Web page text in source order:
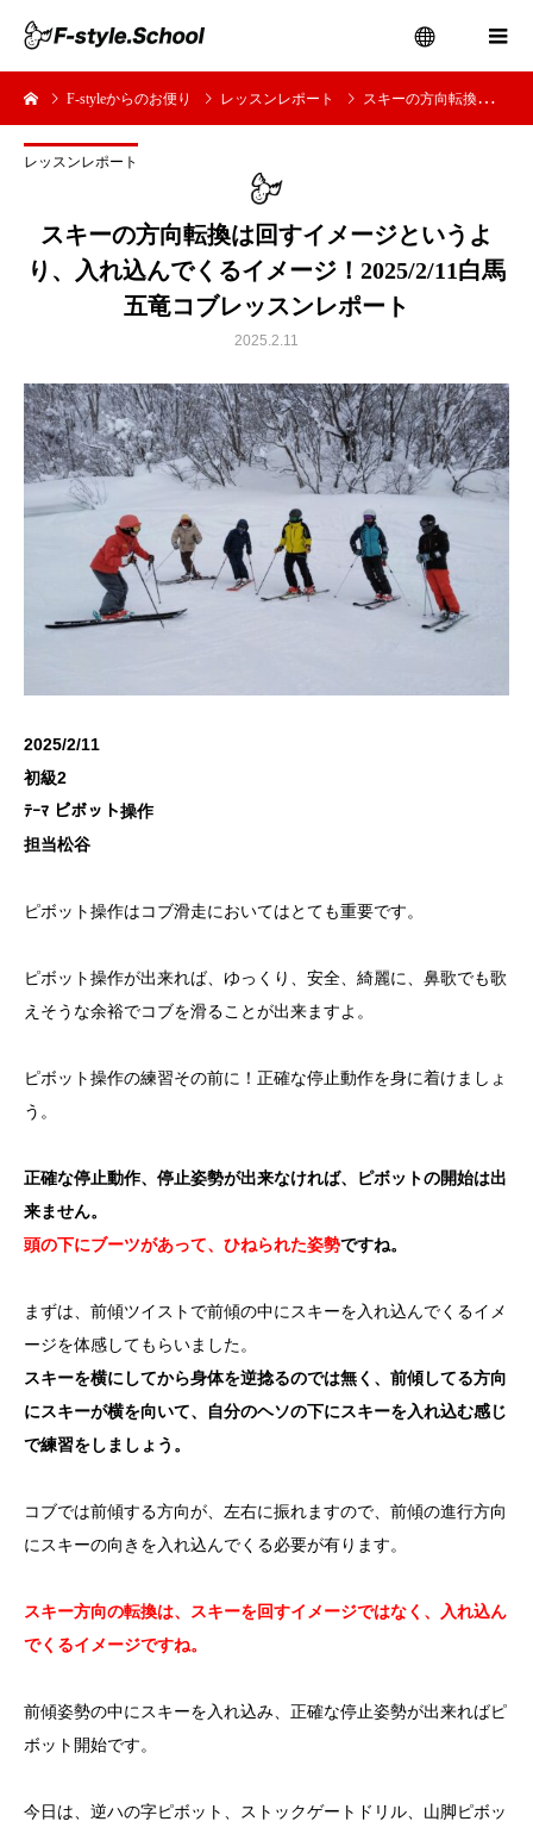
menu
F-styleからのお便り レッスンレポート スキーの方向転換は回すイメージというより、入れ込んでくるイメージ！2025/2/11白馬五竜コブレッスンレポート
レッスンレポート
スキーの方向転換は回すイメージというよ
り、入れ込んでくるイメージ！2025/2/11白馬
五竜コブレッスンレポート
2025.2.11
2025/2/11
初級2
ﾃｰﾏ ピボット操作
担当松谷
ピボット操作はコブ滑走においてはとても重要です。
ピボット操作が出来れば、ゆっくり、安全、綺麗に、鼻歌でも歌
えそうな余裕でコブを滑ることが出来ますよ。
ピボット操作の練習その前に！正確な停止動作を身に着けましょ
う。
正確な停止動作、停止姿勢が出来なければ、ピボットの開始は出
来ません。
頭の下にブーツがあって、ひねられた姿勢ですね。
まずは、前傾ツイストで前傾の中にスキーを入れ込んでくるイメ
ージを体感してもらいました。
スキーを横にしてから身体を逆捻るのでは無く、前傾してる方向
にスキーが横を向いて、自分のヘソの下にスキーを入れ込む感じ
で練習をしましょう。
コブでは前傾する方向が、左右に振れますので、前傾の進行方向
にスキーの向きを入れ込んでくる必要が有ります。
スキー方向の転換は、スキーを回すイメージではなく、入れ込ん
でくるイメージですね。
前傾姿勢の中にスキーを入れ込み、正確な停止姿勢が出来ればピ
ボット開始です。
今日は、逆ハの字ピボット、ストックゲートドリル、山脚ピボッ